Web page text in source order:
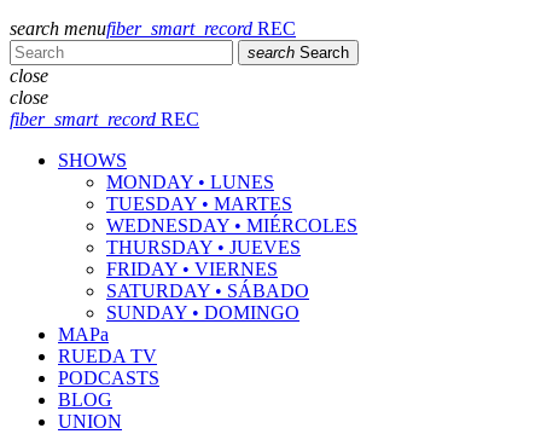
search menufiber_smart_record REC
search Search
close
close
fiber_smart_record REC
SHOWS
MONDAY • LUNES
TUESDAY • MARTES
WEDNESDAY • MIÉRCOLES
THURSDAY • JUEVES
FRIDAY • VIERNES
SATURDAY • SÁBADO
SUNDAY • DOMINGO
MAPa
RUEDA TV
PODCASTS
BLOG
UNION